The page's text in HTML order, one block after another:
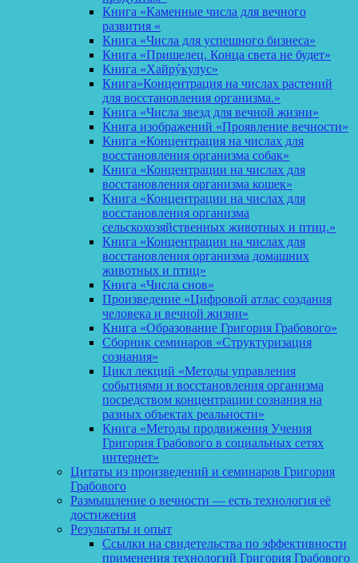
Книга «Каменные числа для вечного
развития «
Книга «Числа для успешного бизнеса»
Книга «Пришелец. Конца света не будет»
Книга «Хайрýкулус»
Книга»Концентрация на числах растений
для восстановления организма.»
Книга «Числа звезд для вечной жизни»
Книга изображений «Проявление вечности»
Книга «Концентрация на числах для
восстановления организма собак»
Книга «Концентрации на числах для
восстановления организма кошек»
Книга «Концентрации на числах для
восстановления организма
сельскохозяйственных животных и птиц.»
Книга «Концентрации на числах для
восстановления организма домашних
животных и птиц»
Книга «Числа снов»
Произведение «Цифровой атлас создания
человека и вечной жизни»
Книга «Образование Григория Грабового»
Сборник семинаров «Структуризация
сознания»
Цикл лекций «Методы управления
событиями и восстановления организма
посредством концентрации сознания на
разных объектах реальности»
Книга «Методы продвижения Учения
Григория Грабового в социальных сетях
интернет»
Цитаты из произведений и семинаров Григория
Грабового
Размышление о вечности — есть технология её
достижения
Результаты и опыт
Ссылки на свидетельства по эффективности
применения технологий Григория Грабового